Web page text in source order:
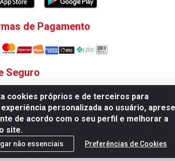
cookies próprios e de terceiros para
personalizada ao usuário,
de acordo com o seu perfil e melhorar a
site.
não essenciais Preferências de Cookies
de Pagamento
Seguro
V. C. Ferragens LTDA - Rua do
as regras de promoções, descontos, preços e